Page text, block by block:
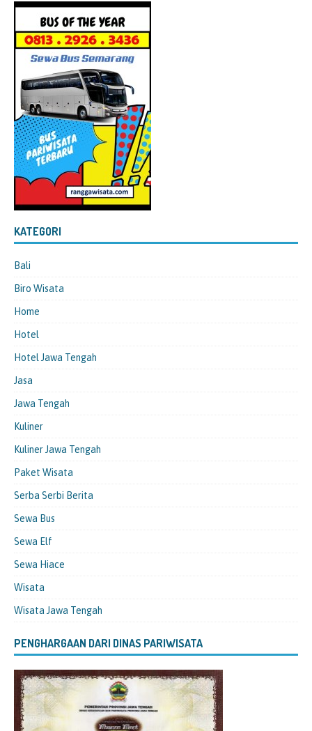
KATEGORI
Bali
Biro Wisata
Home
Hotel
Hotel Jawa Tengah
Jasa
Jawa Tengah
Kuliner
Kuliner Jawa Tengah
Paket Wisata
Serba Serbi Berita
Sewa Bus
Sewa Elf
Sewa Hiace
Wisata
Wisata Jawa Tengah
PENGHARGAAN DARI DINAS PARIWISATA